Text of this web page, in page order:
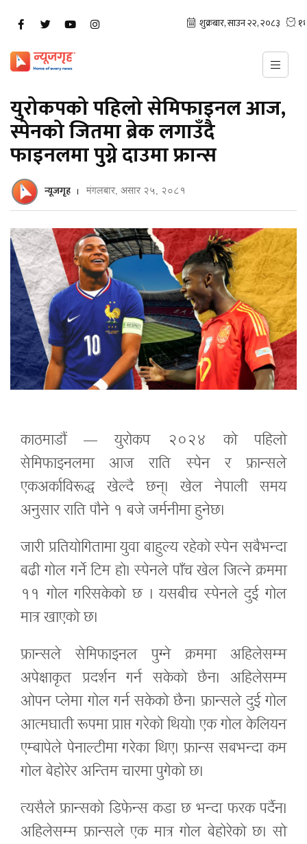
युरोकपको पहिलो सेमिफाइनल आज,
स्पेनको जितमा ब्रेक लगाउँदै
फाइनलमा पुग्ने दाउमा फ्रान्स
न्यूजगृह मंगलबार, असार २५, २०८१
काठमाडौं — युरोकप २०२४ को पहिलो
सेमिफाइनलमा आज राति स्पेन र फ्रान्सले
एकअर्काविरूद्ध खेल्दै छन्। खेल नेपाली समय
अनुसार राति पौने १ बजे जर्मनीमा हुनेछ।
जारी प्रतियोगितामा युवा बाहुल्य रहेको स्पेन सबैभन्दा
बढी गोल गर्ने टिम हो। स्पेनले पाँच खेल जित्ने क्रममा
११ गोल गरिसकेको छ । यसबीच स्पेनले दुई गोल
मात्र खाएको छ।
फ्रान्सले सेमिफाइनल पुग्ने क्रममा अहिलेसम्म
अपेक्षाकृत प्रदर्शन गर्न सकेको छैन। अहिलेसम्म
ओपन प्लेमा गोल गर्न सकेको छैन। फ्रान्सले दुई गोल
आत्मघाती रूपमा प्राप्त गरेको थियो। एक गोल केलियन
एम्बापेले पेनाल्टीमा गरेका थिए। फ्रान्स सबभन्दा कम
गोल बेहोरेर अन्तिम चारमा पुगेको छ।
त्यसैले फ्रान्सको डिफेन्स कडा छ भन्दा फरक पर्दैन।
अहिलेसम्म फ्रान्सले एक मात्र गोल बेहोरेको छ। सो